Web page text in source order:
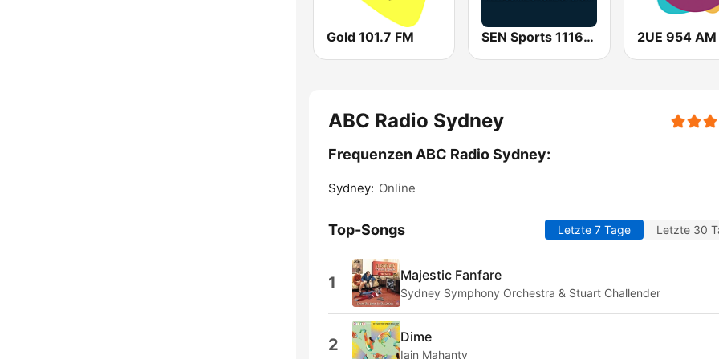
Gold 101.7 FM SEN Sports 1116 AM 2UE 954 AM
ABC Radio Sydney
Frequenzen ABC Radio Sydney:
Sydney: Online
Top-Songs Letzte 7 Tage Letzte 30
1 Majestic Fanfare
Sydney Symphony Orchestra & Stuart Challender
2 Dime
Iain Mahanty